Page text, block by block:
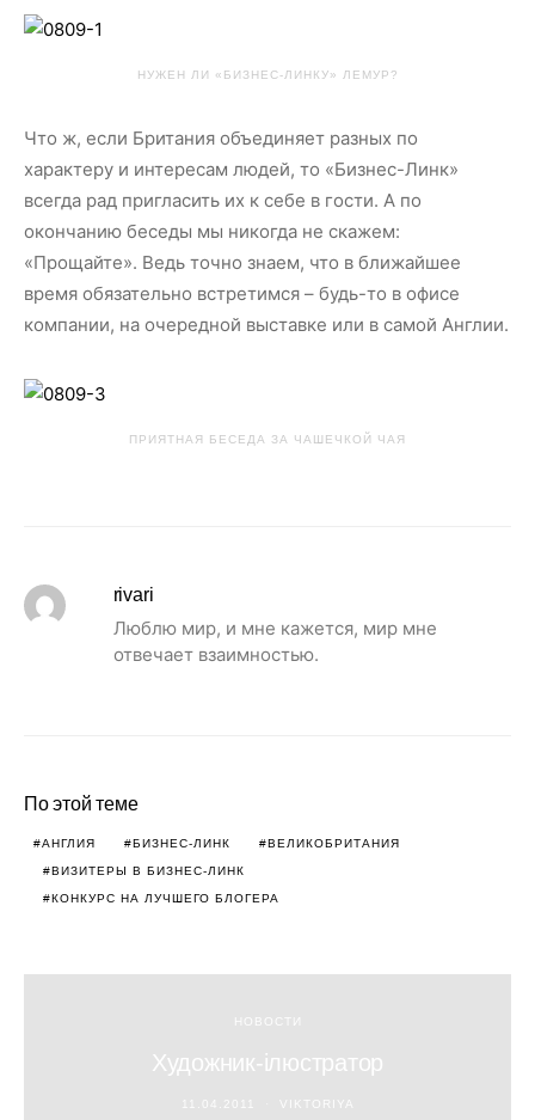
НУЖЕН ЛИ «БИЗНЕС-ЛИНКУ» ЛЕМУР?
Что ж, если Британия объединяет разных по
характеру и интересам людей, то «Бизнес-Линк»
всегда рад пригласить их к себе в гости. А по
окончанию беседы мы никогда не скажем:
«Прощайте». Ведь точно знаем, что в ближайшее
время обязательно встретимся – будь-то в офисе
компании, на очередной выставке или в самой Англии.
ПРИЯТНАЯ БЕСЕДА ЗА ЧАШЕЧКОЙ ЧАЯ
rivari
Люблю мир, и мне кажется, мир мне
отвечает взаимностью.
По этой теме
АНГЛИЯ БИЗНЕС-ЛИНК ВЕЛИКОБРИТАНИЯ
ВИЗИТЕРЫ В БИЗНЕС-ЛИНК
КОНКУРС НА ЛУЧШЕГО БЛОГЕРА
НОВОСТИ
Художник-ілюстратор
11.04.2011 VIKTORIYA